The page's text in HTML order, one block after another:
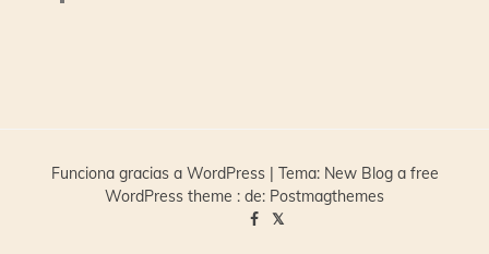
Funciona gracias a WordPress | Tema: New Blog a free
WordPress theme : de: Postmagthemes